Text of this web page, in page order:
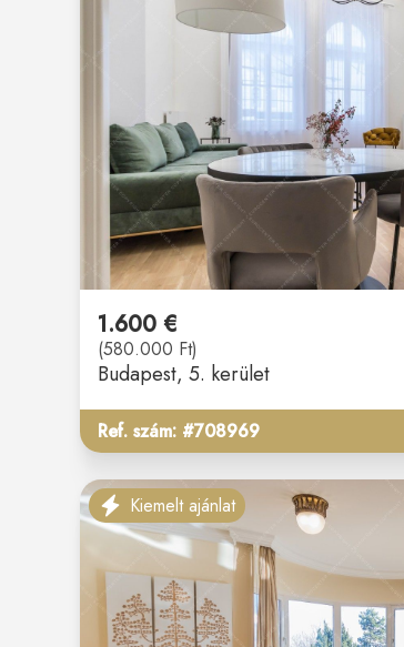
1.600 €
(580.000 Ft)
Budapest, 5. kerület
Ref. szám: #708969
Kiemelt ajánlat